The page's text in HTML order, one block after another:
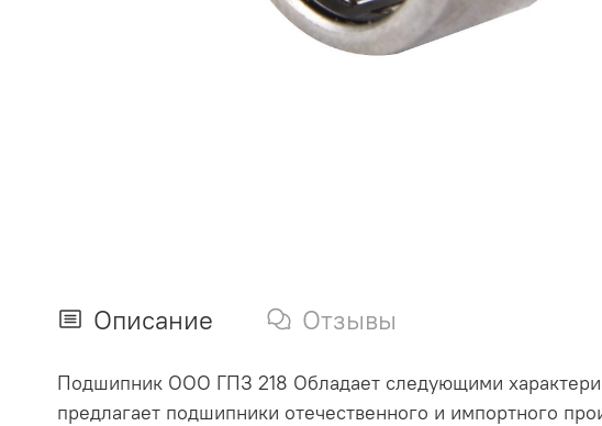
Описание Отзывы
Подшипник ООО ГПЗ 218 Обладает следующими
предлагает подшипники отечественного и импортного